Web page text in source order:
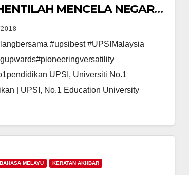
MENCELA NEGARA
#upsibest #UPSIMalaysia
UPSI, Universiti No.1
| UPSI, No.1 Education University
MELAYU KERATAN AKHBAR